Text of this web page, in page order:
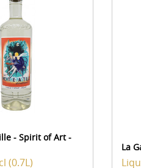
- Spirit of Art -
(0.7L)
La